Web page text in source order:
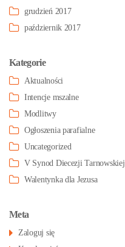
grudzień 2017
październik 2017
Kategorie
Aktualności
Intencje mszalne
Modlitwy
Ogłoszenia parafialne
Uncategorized
V Synod Diecezji Tarnowskiej
Walentynka dla Jezusa
Meta
Zaloguj się